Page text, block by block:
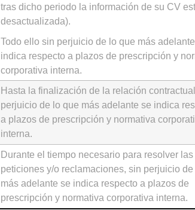
tras dicho periodo la información de su CV
desactualizada).
Todo ello sin perjuicio de lo que más
indica respecto a plazos de prescripción y
corporativa interna.
Hasta la finalización de la relación
perjuicio de lo que más adelante se indica
a plazos de prescripción y normativa
interna.
Durante el tiempo necesario para resolver las
peticiones y/o reclamaciones, sin perjuicio de
más adelante se indica respecto a plazos de
prescripción y normativa corporativa interna.